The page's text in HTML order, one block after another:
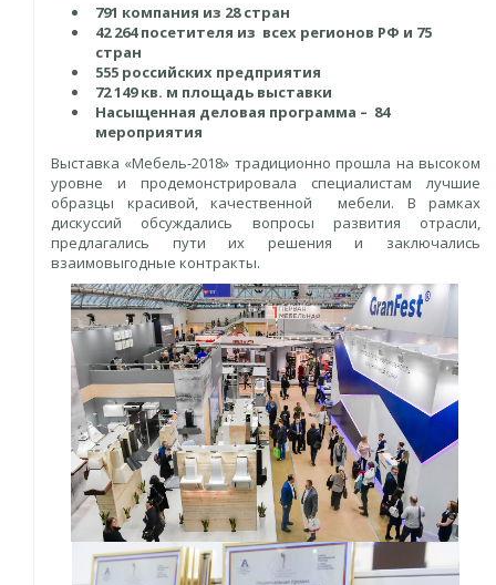
791 компания из 28 стран
42 264 посетителя из всех регионов РФ и 75
стран
555 российских предприятия
72 149 кв. м площадь выставки
Насыщенная деловая программа – 84
мероприятия
Выставка «Мебель-2018» традиционно прошла на высоком
уровне и продемонстрировала специалистам лучшие
образцы красивой, качественной мебели. В рамках
дискуссий обсуждались вопросы развития отрасли,
предлагались пути их решения и заключались
взаимовыгодные контракты.